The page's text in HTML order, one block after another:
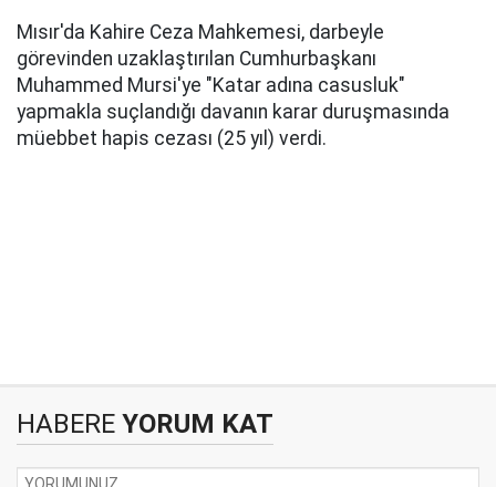
Mısır'da Kahire Ceza Mahkemesi, darbeyle
görevinden uzaklaştırılan Cumhurbaşkanı
Muhammed Mursi'ye "Katar adına casusluk"
yapmakla suçlandığı davanın karar duruşmasında
müebbet hapis cezası (25 yıl) verdi.
HABERE YORUM KAT